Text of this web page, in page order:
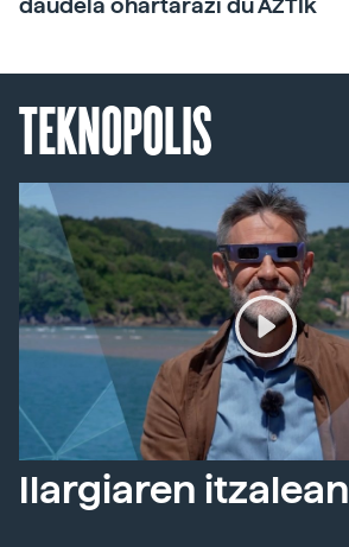
daudela ohartarazi du AZTIk
TEKNOPOLIS
Ilargiaren itzalean